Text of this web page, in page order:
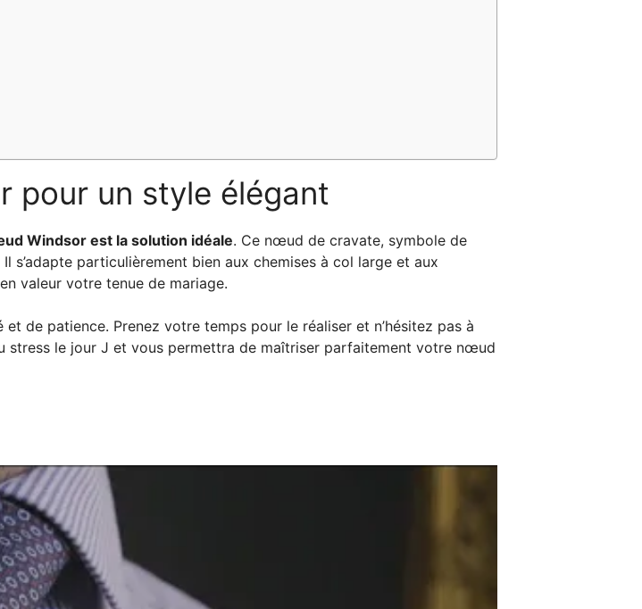
pour un style élégant
Windsor est la solution idéale. Ce nœud de cravate, symbole de
particulièrement bien aux chemises à col large et aux
valeur votre tenue de mariage.
de patience. Prenez votre temps pour le réaliser et n’hésitez pas à
stress le jour J et vous permettra de maîtriser parfaitement votre nœud